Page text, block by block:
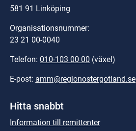
581 91 Linköping
Organisationsnummer:
23 21 00-0040
Telefon: 010-103 00 00 (växel)
E-post: amm@regionostergotland.se
Hitta snabbt
Information till remittenter